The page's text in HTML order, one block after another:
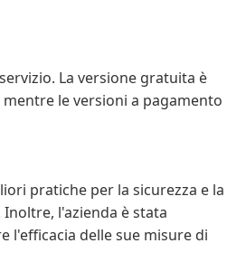
La versione gratuita è
le versioni a pagamento
pratiche per la sicurezza e la
l'azienda è stata
l'efficacia delle sue misure di